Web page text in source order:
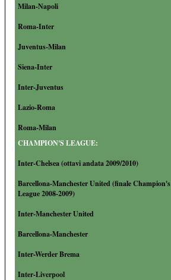
Milan-Napoli
Roma-Inter
Juventus-Milan
Siena-Inter
Inter-Juventus
Lazio-Roma
Roma-Milan
CHAMPION'S LEAGUE:
Inter-Chelsea (ottavi andata 2009/2010)
Barcellona-Manchester United (finale Champion's
League 2008-2009)
Inter-Manchester United
Barcellona-Manchester
Inter-Werder Brema
Inter-Liverpool